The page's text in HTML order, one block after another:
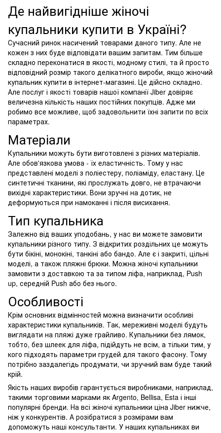
Де найвигідніше жіночі
купальники купити в Україні?
Сучасний ринок насичений товарами даного типу. Але не
кожен з них буде відповідати вашим запитам. Тим більше
складно переконатися в якості, модному стилі, та й просто
відповідний розмір такого делікатного вироби, якщо жіночий
купальник купити в інтернет-магазині. Це дійсно складно.
Але послуг і якості товарів нашої компанії Jiber довіряє
величезна кількість наших постійних покупців. Адже ми
робимо все можливе, щоб задовольнити їхні запити по всіх
параметрах.
Матеріали
Купальники можуть бути виготовлені з різних матеріалів.
Але обов'язкова умова - їх еластичність. Тому у нас
представлені моделі з поліестеру, поліаміду, еластану. Це
синтетичні тканини, які прослужать довго, не втрачаючи
вихідні характеристики. Вони зручні на дотик, не
деформуються при намоканні і після висихання.
Тип купальника
Залежно від ваших уподобань, у нас ви можете замовити
купальники різного типу. З відкритих роздільних це можуть
бути бікіні, монокіні, танкіні або бандо. Але є і закриті, цільні
моделі, а також пляжні брюки. Можна жіночі купальники
замовити з доставкою та за типом ліфа, наприклад, Push
up, середній Push або без нього.
Особливості
Крім основних відмінностей можна визначити особливі
характеристики купальників. Так, мереживні моделі будуть
виглядати на пляжі дуже грайливо. Купальники без лямок,
тобто, без шлеек для ліфа, підійдуть не всім, а тільки тим, у
кого підходять параметри грудей для такого фасону. Тому
потрібно заздалегідь продумати, чи зручний вам буде такий
крій.
Якість наших виробів гарантується виробниками, наприклад,
такими торговими марками як Argento, Bellisa, Esta і інші
популярні бренди. На всі жіночі купальники ціна Jiber нижче,
ніж у конкурентів. А розібратися з розмірами вам
допоможуть наші консультанти. У наших купальниках ви